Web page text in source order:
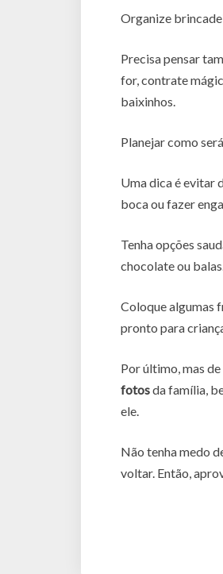
Organize
Precisa pensar
for, contrate
baixinhos.
Planejar como
Uma dica é evitar
boca ou fazer
Tenha opções
chocolate ou balas.
Coloque algumas
pronto para
Por último, mas
fotosda família,
ele.
Não tenha medo
voltar. Então,